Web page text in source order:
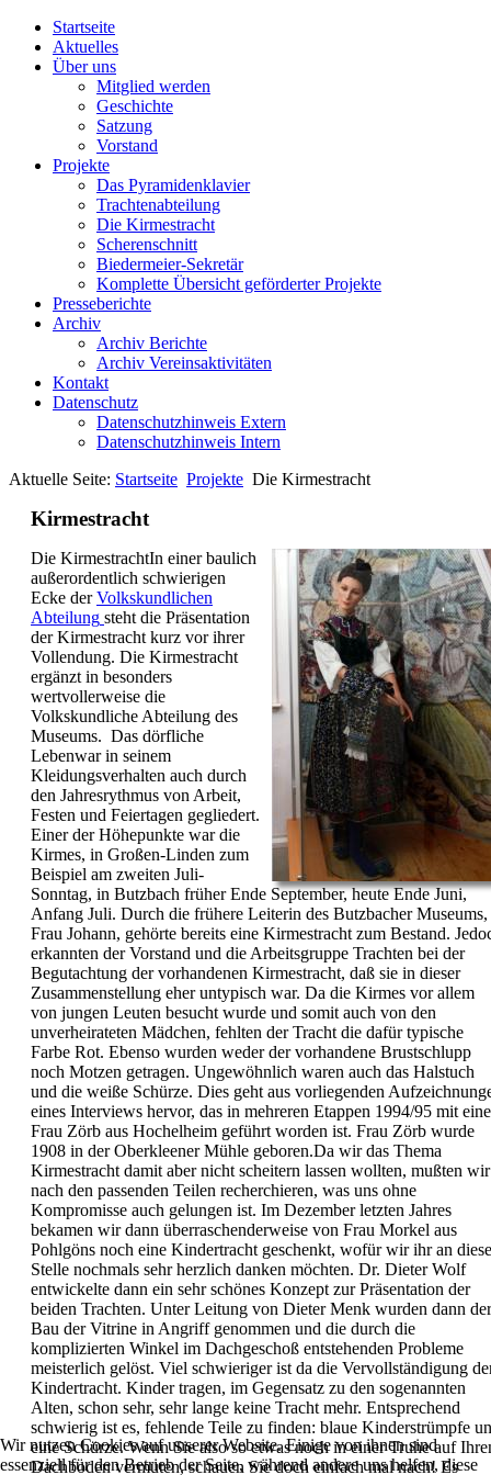
Startseite
Aktuelles
Über uns
Mitglied werden
Geschichte
Satzung
Vorstand
Projekte
Das Pyramidenklavier
Trachtenabteilung
Die Kirmestracht
Scherenschnitt
Biedermeier-Sekretär
Komplette Übersicht geförderter Projekte
Presseberichte
Archiv
Archiv Berichte
Archiv Vereinsaktivitäten
Kontakt
Datenschutz
Datenschutzhinweis Extern
Datenschutzhinweis Intern
Aktuelle Seite: Startseite Projekte Die Kirmestracht
Kirmestracht
Die KirmestrachtIn einer baulich
außerordentlich schwierigen
Ecke derVolkskundlichen
Abteilung steht die Präsentation
der Kirmestracht kurz vor ihrer
Vollendung. Die Kirmestracht
ergänzt in besonders
wertvollerweise die
Volkskundliche Abteilung des
Museums. Das dörfliche
Lebenwar in seinem
Kleidungsverhalten auch durch
den Jahresrythmus von Arbeit,
Festen und Feiertagen gegliedert.
Einer der Höhepunkte war die
Kirmes, in Großen-Linden zum
Beispiel am zweiten Juli-
Sonntag, in Butzbach früher Ende September, heute Ende Juni,
Anfang Juli. Durch die frühere Leiterin des Butzbacher Museums,
Frau Johann, gehörte bereits eine Kirmestracht zum Bestand.
erkannten der Vorstand und die Arbeitsgruppe Trachten bei der
Begutachtung der vorhandenen Kirmestracht, daß sie in dieser
Zusammenstellung eher untypisch war. Da die Kirmes vor allem
von jungen Leuten besucht wurde und somit auch von den
unverheirateten Mädchen, fehlten der Tracht die dafür typische
Farbe Rot. Ebenso wurden weder der vorhandene Brustschlupp
noch Motzen getragen. Ungewöhnlich waren auch das Halstuch
und die weiße Schürze. Dies geht aus vorliegenden
eines Interviews hervor, das in mehreren Etappen 1994/95 mit
Frau Zörb aus Hochelheim geführt worden ist. Frau Zörb wurde
1908 in der Oberkleener Mühle geboren.Da wir das Thema
Kirmestracht damit aber nicht scheitern lassen wollten, mußten wir
nach den passenden Teilen recherchieren, was uns ohne
Kompromisse auch gelungen ist. Im Dezember letzten Jahres
bekamen wir dann überraschenderweise von Frau Morkel aus
Pohlgöns noch eine Kindertracht geschenkt, wofür wir ihr an
Stelle nochmals sehr herzlich danken möchten. Dr. Dieter Wolf
entwickelte dann ein sehr schönes Konzept zur Präsentation der
beiden Trachten. Unter Leitung von Dieter Menk wurden dann der
Bau der Vitrine in Angriff genommen und die durch die
komplizierten Winkel im Dachgeschoß entstehenden Probleme
meisterlich gelöst. Viel schwieriger ist da die Vervollständigung
Kindertracht. Kinder tragen, im Gegensatz zu den sogenannten
Alten, schon sehr, sehr lange keine Tracht mehr. Entsprechend
schwierig ist es, fehlende Teile zu finden: blaue Kinderstrümpfe
eine Schürze. Wenn Sie also so etwas noch in einer Truhe auf
Dachboden vermuten, schauen Sie doch einfach mal nach! Es
Wir nutzen Cookies auf unserer Website. Einige von ihnen sind
essenziell für den Betrieb der Seite, während andere uns helfen, diese